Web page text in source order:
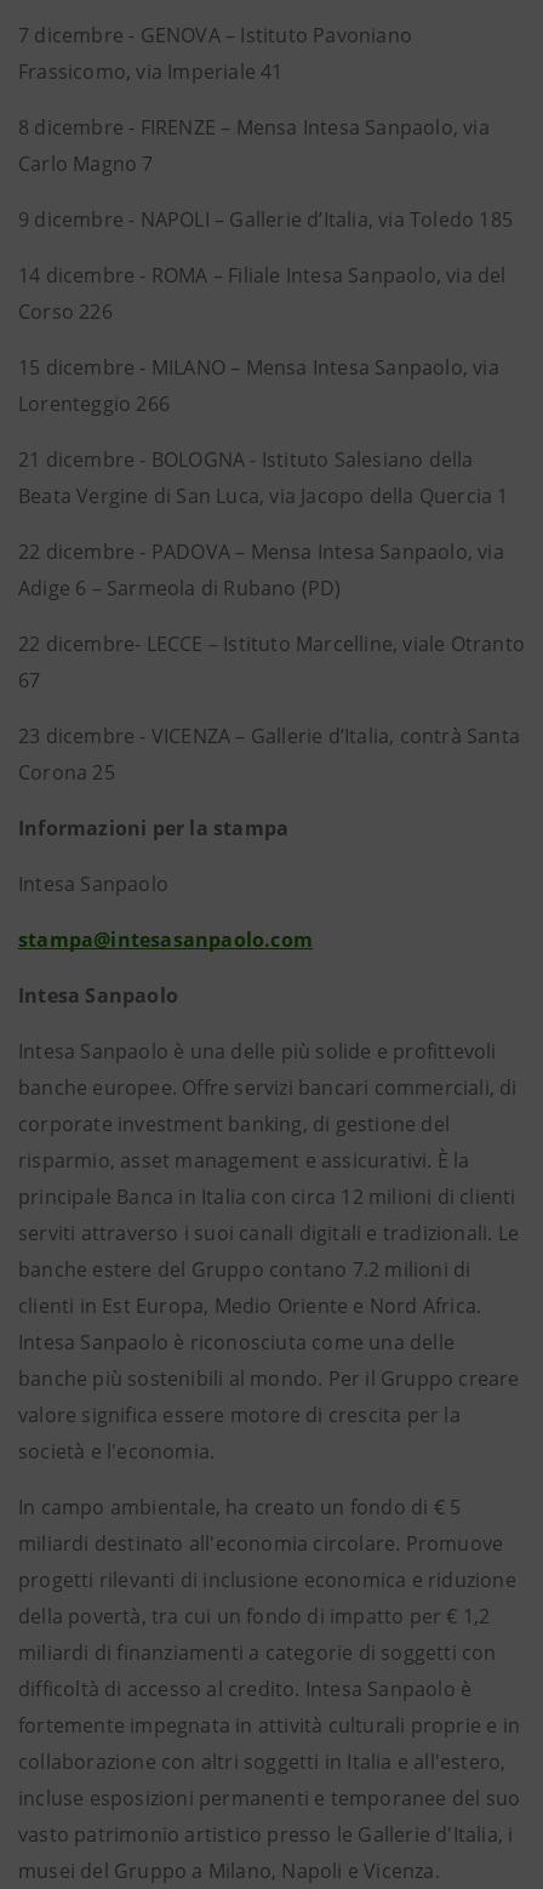
7 dicembre - GENOVA – Istituto Pavoniano
Frassicomo, via Imperiale 41
8 dicembre - FIRENZE – Mensa Intesa Sanpaolo, via
Carlo Magno 7
9 dicembre - NAPOLI – Gallerie d’Italia, via Toledo 185
14 dicembre - ROMA – Filiale Intesa Sanpaolo, via del
Corso 226
15 dicembre - MILANO – Mensa Intesa Sanpaolo, via
Lorenteggio 266
21 dicembre - BOLOGNA - Istituto Salesiano della
Beata Vergine di San Luca, via Jacopo della Quercia 1
22 dicembre - PADOVA – Mensa Intesa Sanpaolo, via
Adige 6 – Sarmeola di Rubano (PD)
22 dicembre- LECCE – Istituto Marcelline, viale Otranto
67
23 dicembre - VICENZA – Gallerie d’Italia, contrà Santa
Corona 25
Informazioni per la stampa
Intesa Sanpaolo
stampa@intesasanpaolo.com
Intesa Sanpaolo
Intesa Sanpaolo è una delle più solide e profittevoli
banche europee. Offre servizi bancari commerciali, di
corporate investment banking, di gestione del
risparmio, asset management e assicurativi. È la
principale Banca in Italia con circa 12 milioni di clienti
serviti attraverso i suoi canali digitali e tradizionali. Le
banche estere del Gruppo contano 7.2 milioni di
clienti in Est Europa, Medio Oriente e Nord Africa.
Intesa Sanpaolo è riconosciuta come una delle
banche più sostenibili al mondo. Per il Gruppo creare
valore significa essere motore di crescita per la
società e l'economia.
In campo ambientale, ha creato un fondo di € 5
miliardi destinato all'economia circolare. Promuove
progetti rilevanti di inclusione economica e riduzione
della povertà, tra cui un fondo di impatto per € 1,2
miliardi di finanziamenti a categorie di soggetti con
difficoltà di accesso al credito. Intesa Sanpaolo è
fortemente impegnata in attività culturali proprie e in
collaborazione con altri soggetti in Italia e all'estero,
incluse esposizioni permanenti e temporanee del suo
vasto patrimonio artistico presso le Gallerie d'Italia, i
musei del Gruppo a Milano, Napoli e Vicenza.